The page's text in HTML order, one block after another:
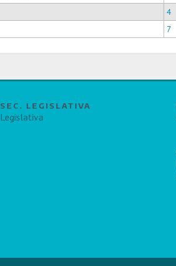
4
7
SEC. LEGISLATIVA
Legislativa